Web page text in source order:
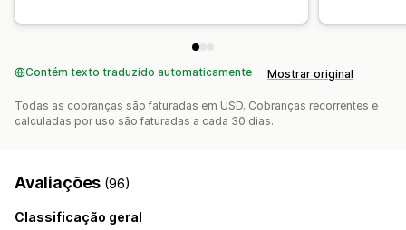
Exportação de dados Painel de controle
Acompanhamento de status
Histórico
Análises CAPTCHA
Contém texto traduzido automaticamente Mostrar original
Todas as cobranças são faturadas em USD. Cobranças recorrentes e
calculadas por uso são faturadas a cada 30 dias.
Avaliações (96)
Classificação geral